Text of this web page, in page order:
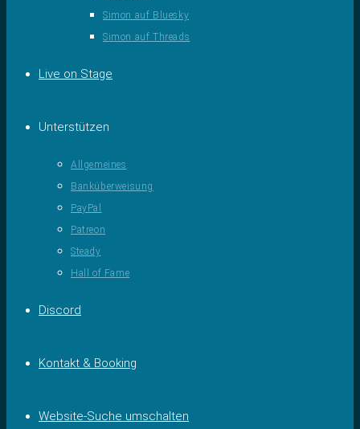
Simon auf Bluesky
Simon auf Threads
Live on Stage
Unterstützen
Allgemeines
Banküberweisung
PayPal
Patreon
Steady
Hall of Fame
Discord
Kontakt & Booking
Website-Suche umschalten